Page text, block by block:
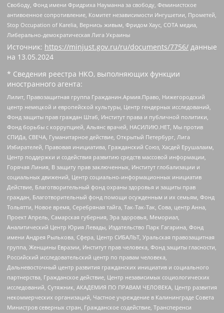
Свободу, Фонд имени Фридриха Науманна за свободу, Феминистское
антивоенное сопротивление, Комитет независимости Ингушетии, Прометей,
Stop Occupation of Karelia, Вернись живым, Фридом Хаус, СОТА медиа,
Либерально-демократическая Лига Украины
Источник: https://minjust.gov.ru/ru/documents/7756/ данные
на 13.05.2024
* Сведения реестра НКО, выполняющих функции
иностранного агента:
Лилит, Правозащитная группа Гражданин.Армия.Право, Нижегородский
центр немецкой и европейской культуры, Центр гендерных исследований,
Фонд защиты прав граждан Штаб, Институт права и публичной политики,
Фонд борьбы с коррупцией, Альянс врачей, НАСИЛИЮ.НЕТ, Мы против
СПИДа, СВЕЧА, Гуманитарное действие, Открытый Петербург, Лига
Избирателей, Правовая инициатива, Гражданский Союз, Хасдей Ерушалаим,
Центр поддержки и содействия развитию средств массовой информации,
Горячая Линия, В защиту прав заключенных, Институт глобализации и
социальных движений, Центр социально-информационных инициатив
Действие, Благотворительный фонд охраны здоровья и защиты прав
граждан, Благотворительный фонд помощи осужденным и их семьям, Фонд
Тольятти, Новое время, Серебряная тайга, Так-Так-Так, Сова, центр Анна,
Проект Апрель, Самарская губерния, Эра здоровья, Мемориал,
Аналитический Центр Юрия Левады, Издательство Парк Гагарина, Фонд
имени Андрея Рылькова, Сфера, Центр СИБАЛЬТ, Уральская правозащитная
группа, Женщины Евразии, Институт прав человека, Фонд защиты гласности,
Российский исследовательский центр по правам человека,
Дальневосточный центр развития гражданских инициатив и социального
партнерства, Гражданское действие, Центр независимых социологических
исследований, Сутяжник, АКАДЕМИЯ ПО ПРАВАМ ЧЕЛОВЕКА, Центр развития
некоммерческих организаций, Частное учреждение в Калининграде Совета
Министров северных стран, Гражданское содействие, Трансперенси